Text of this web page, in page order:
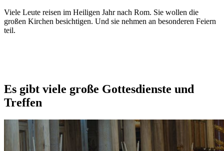
Viele Leute reisen im Heiligen Jahr nach Rom. Sie wollen die
großen Kirchen besichtigen. Und sie nehmen an besonderen Feiern
teil.
Es gibt viele große Gottesdienste und
Treffen